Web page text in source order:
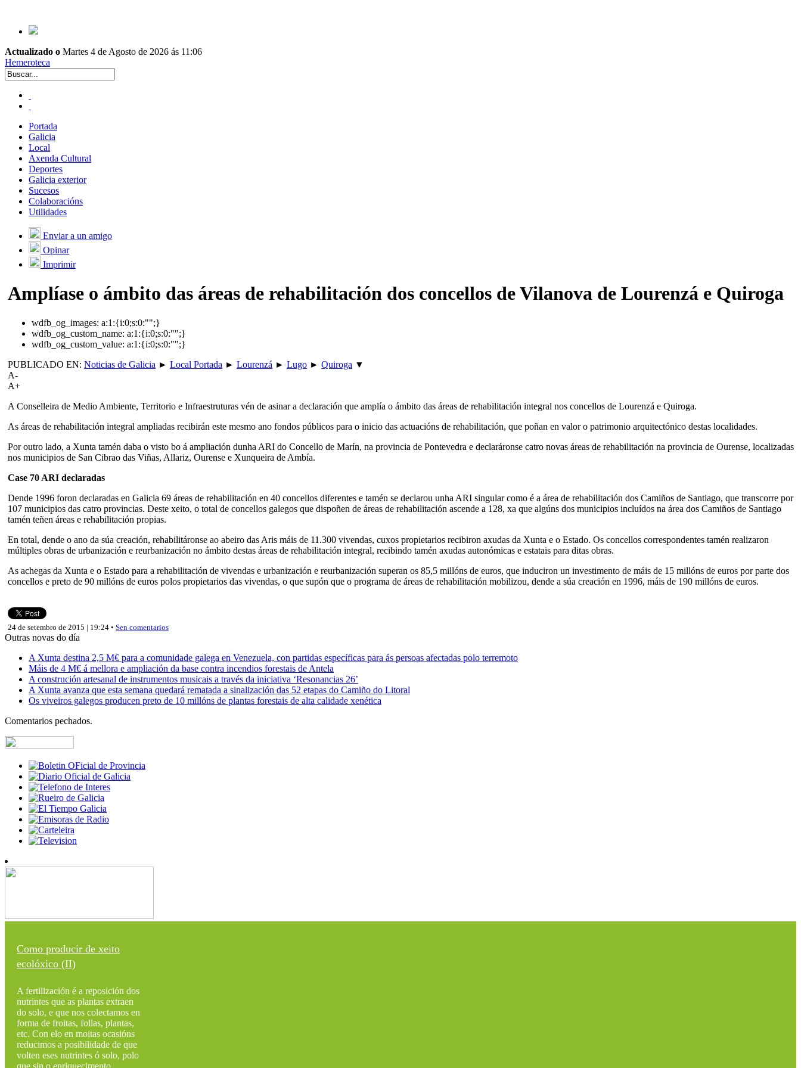
Actualizado o Martes 4 de Agosto de 2026 ás 11:06
Hemeroteca
Portada
Galicia
Local
Axenda Cultural
Deportes
Galicia exterior
Sucesos
Colaboracións
Utilidades
Enviar a un amigo
Opinar
Imprimir
Amplíase o ámbito das áreas de rehabilitación dos concellos de Vilanova de Lourenzá e Quiroga
wdfb_og_images: a:1:{i:0;s:0:"";}
wdfb_og_custom_name: a:1:{i:0;s:0:"";}
wdfb_og_custom_value: a:1:{i:0;s:0:"";}
PUBLICADO EN: Noticias de Galicia ► Local Portada ► Lourenzá ► Lugo ► Quiroga ▼
A-
A+
A Conselleira de Medio Ambiente, Territorio e Infraestruturas vén de asinar a declaración que amplía o ámbito das áreas de rehabilitación integral nos concellos de Lourenzá e Quiroga.
As áreas de rehabilitación integral ampliadas recibirán este mesmo ano fondos públicos para o inicio das actuacións de rehabilitación, que poñan en valor o patrimonio arquitectónico destas localidades.
Por outro lado, a Xunta tamén daba o visto bo á ampliación dunha ARI do Concello de Marín, na provincia de Pontevedra e declaráronse catro novas áreas de rehabilitación na provincia de Ourense, localizadas
nos municipios de San Cibrao das Viñas, Allariz, Ourense e Xunqueira de Ambía.
Case 70 ARI declaradas
Dende 1996 foron declaradas en Galicia 69 áreas de rehabilitación en 40 concellos diferentes e tamén se declarou unha ARI singular como é a área de rehabilitación dos Camiños de Santiago, que transcorre por
107 municipios das catro provincias. Deste xeito, o total de concellos galegos que dispoñen de áreas de rehabilitación ascende a 128, xa que algúns dos municipios incluídos na área dos Camiños de Santiago
tamén teñen áreas e rehabilitación propias.
En total, dende o ano da súa creación, rehabilitáronse ao abeiro das Aris máis de 11.300 vivendas, cuxos propietarios recibiron axudas da Xunta e o Estado. Os concellos correspondentes tamén realizaron
múltiples obras de urbanización e reurbanización no ámbito destas áreas de rehabilitación integral, recibindo tamén axudas autonómicas e estatais para ditas obras.
As achegas da Xunta e o Estado para a rehabilitación de vivendas e urbanización e reurbanización superan os 85,5 millóns de euros, que induciron un investimento de máis de 15 millóns de euros por parte dos
concellos e preto de 90 millóns de euros polos propietarios das vivendas, o que supón que o programa de áreas de rehabilitación mobilizou, dende a súa creación en 1996, máis de 190 millóns de euros.
24 de setembro de 2015 | 19:24 • Sen comentarios
Outras novas do día
A Xunta destina 2,5 M€ para a comunidade galega en Venezuela, con partidas específicas para ás persoas afectadas polo terremoto
Máis de 4 M€ á mellora e ampliación da base contra incendios forestais de Antela
A construción artesanal de instrumentos musicais a través da iniciativa ‘Resonancias 26’
A Xunta avanza que esta semana quedará rematada a sinalización das 52 etapas do Camiño do Litoral
Os viveiros galegos producen preto de 10 millóns de plantas forestais de alta calidade xenética
Comentarios pechados.
Como producir de xeito
ecolóxico (II)
A fertilización é a reposición dos
nutrintes que as plantas extraen
do solo, e que nos colectamos en
forma de froitas, follas, plantas,
etc. Con elo en moitas ocasións
reducimos a posibilidade de que
volten eses nutrintes ó solo, polo
que sin o enriquecimento